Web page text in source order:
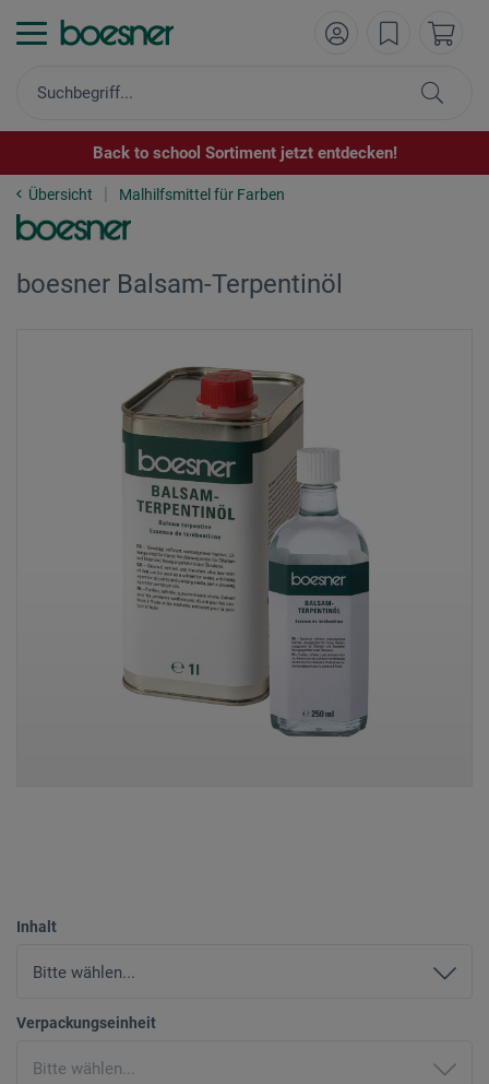
Back to school Sortiment jetzt entdecken!
Übersicht Malhilfsmittel für Farben
boesner Balsam-Terpentinöl
Inhalt
Verpackungseinheit